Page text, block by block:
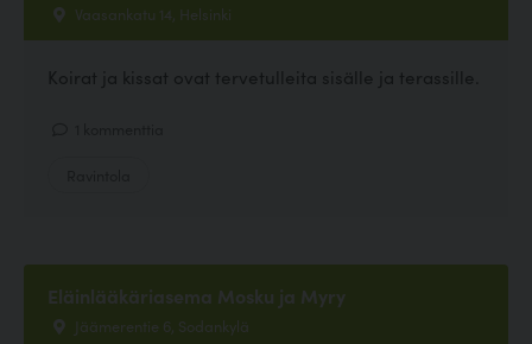
Vaasankatu 14, Helsinki
Koirat ja kissat ovat tervetulleita sisälle ja terassille.
Eläinlääkäriasema Mosku ja Myry
Jäämerentie 6, Sodankylä